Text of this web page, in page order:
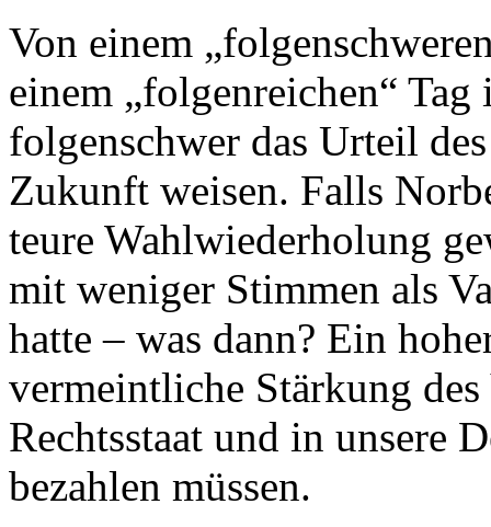
Von einem
einem „folgenreichen“
folgenschwer das Urteil
Zukunft weisen. Falls
teure Wahlwiederholung
mit weniger Stimmen als
hatte – was dann? Ein
vermeintliche Stärkung
Rechtsstaat und in unsere
bezahlen müssen.